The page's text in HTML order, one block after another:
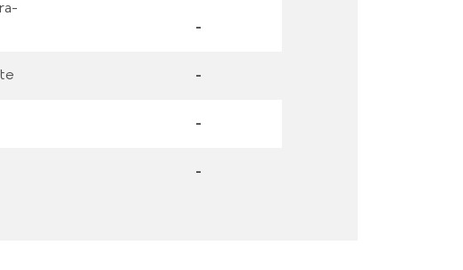
-
-
-
-